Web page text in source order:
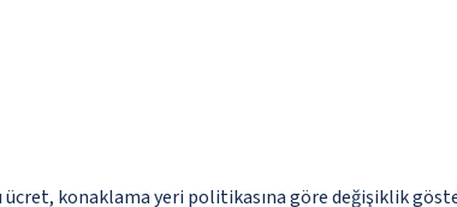
ücret, konaklama yeri politikasına göre değişiklik